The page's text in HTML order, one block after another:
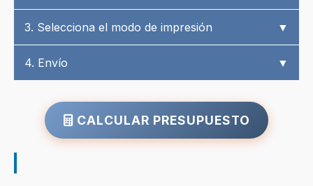
3. Selecciona el modo de impresión ▼
4. Envío ▼
CALCULAR PRESUPUESTO